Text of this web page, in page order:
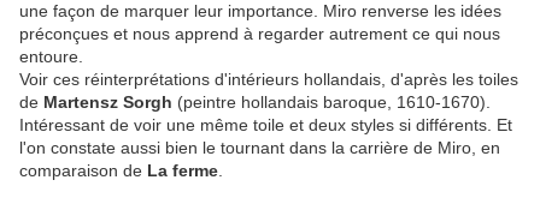
une façon de marquer leur importance. Miro renverse les idées
préconçues et nous apprend à regarder autrement ce qui nous
entoure.
Voir ces réinterprétations d'intérieurs hollandais, d'après les toiles
de Martensz Sorgh (peintre hollandais baroque, 1610-1670).
Intéressant de voir une même toile et deux styles si différents. Et
l'on constate aussi bien le tournant dans la carrière de Miro, en
comparaison de La ferme